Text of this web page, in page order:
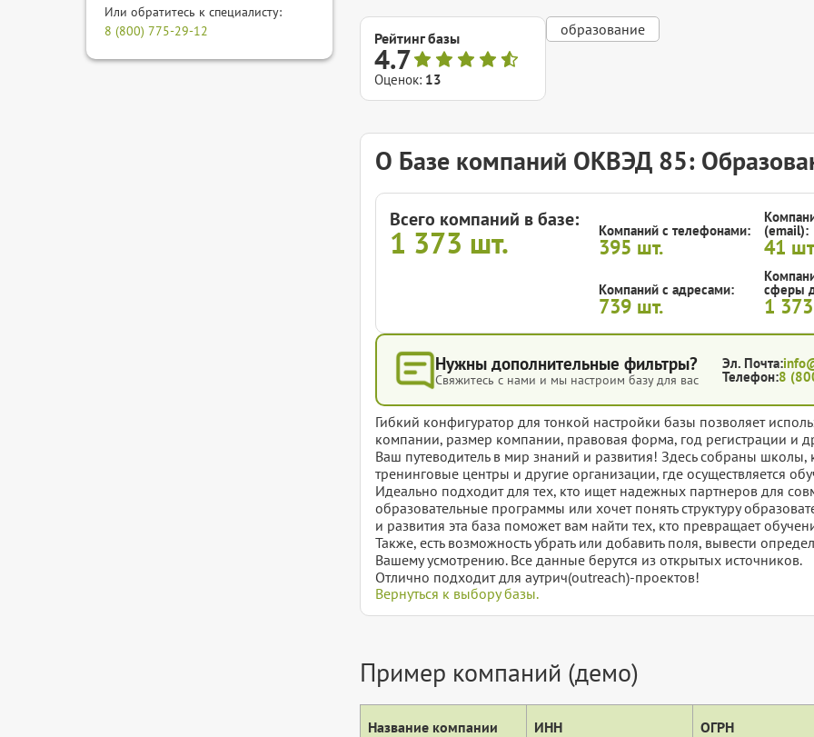
Или обратитесь к специалисту:
8 (800) 775-29-12
Рейтинг базы
4.7
Оценок: 13
образование
О Базе компаний ОКВЭД 85:
Всего компаний в базе:
1 373 шт. Компаний с телефонами:
395 шт.
(email):
41
Компаний с адресами:
739 шт.
сферы
1 373
Нужны дополнительные фильтры?
Свяжитесь с нами и мы настроим базу для вас
Эл. Почта:
Телефон:8
Гибкий конфигуратор для тонкой настройки базы позволяет
компании, размер компании, правовая форма, год регистрации и
Ваш путеводитель в мир знаний и развития! Здесь собраны школы,
тренинговые центры и другие организации, где осуществляется
Идеально подходит для тех, кто ищет надежных партнеров для
образовательные программы или хочет понять структуру
и развития эта база поможет вам найти тех, кто превращает
Также, есть возможность убрать или добавить поля, вывести
Вашему усмотрению. Все данные берутся из открытых источников.
Отлично подходит для аутрич(outreach)-проектов!
Вернуться к выбору базы.
Пример компаний (демо)
Название компании ИНН ОГРН